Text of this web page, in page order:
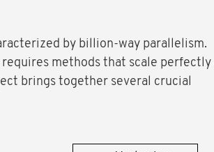
by billion-way parallelism.
methods that scale perfectly
brings together several crucial